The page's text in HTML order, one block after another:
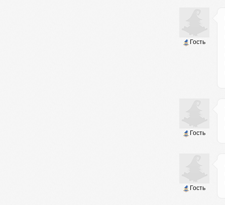
Гость
Гость
Гость